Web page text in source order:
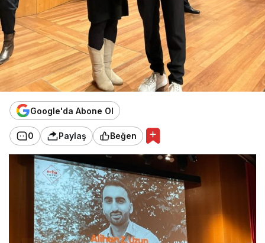
Google'da Abone Ol
0 Paylaş Beğen